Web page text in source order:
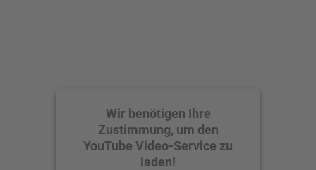
Wir benötigen Ihre
Zustimmung, um den
YouTube Video-Service zu
laden!